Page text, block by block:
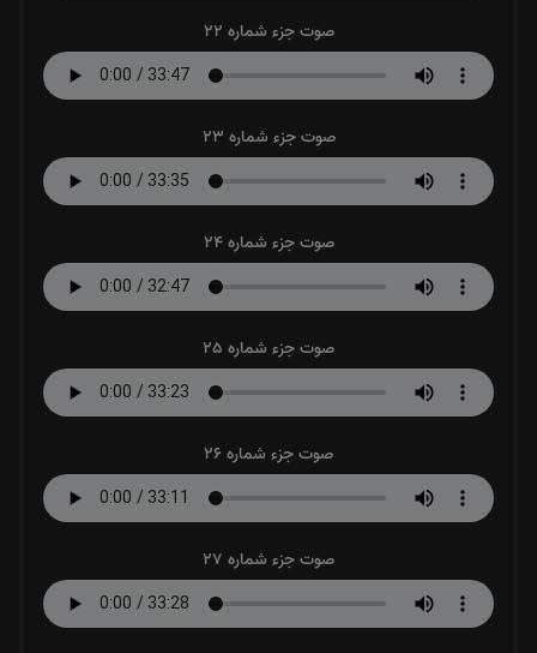
صوت جزء شماره 22
صوت جزء شماره 23
صوت جزء شماره 24
صوت جزء شماره 25
صوت جزء شماره 26
صوت جزء شماره 27